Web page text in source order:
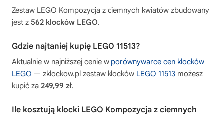
Zestaw LEGO Kompozycja z ciemnych kwiatów zbudowany
jest z 562 klocków LEGO.
Gdzie najtaniej kupię LEGO 11513?
Aktualnie w najniższej cenie w porównywarce cen klocków
LEGO — zklockow.pl zestaw klocków LEGO 11513 możesz
kupić za 249,99 zł.
Ile kosztują klocki LEGO Kompozycja z ciemnych